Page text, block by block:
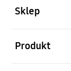
Sklep
Produkt